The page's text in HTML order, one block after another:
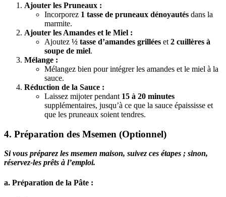
Ajouter les Pruneaux :
Incorporez 1 tasse de pruneaux dénoyautés dans la
marmite.
Ajouter les Amandes et le Miel :
Ajoutez ½ tasse d’amandes grillées et 2 cuillères à
soupe de miel.
Mélange :
Mélangez bien pour intégrer les amandes et le miel à la
sauce.
Réduction de la Sauce :
Laissez mijoter pendant 15 à 20 minutes
supplémentaires, jusqu’à ce que la sauce épaississe et
que les pruneaux soient tendres.
4. Préparation des Msemen (Optionnel)
Si vous préparez les msemen maison, suivez ces étapes ; sinon,
réservez-les prêts à l’emploi.
a. Préparation de la Pâte :